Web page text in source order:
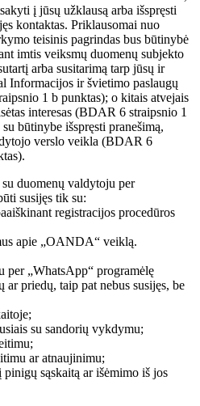
į jūsų užklausą arba išspręsti
kontaktas. Priklausomai nuo
teisinis pagrindas bus būtinybė
imtis veiksmų duomenų subjekto
arba susitarimą tarp jūsų ir
Informacijos ir švietimo paslaugų
1 b punktas); o kitais atvejais
interesas (BDAR 6 straipsnio 1
būtinybe išspręsti pranešimą,
verslo veikla (BDAR 6
duomenų valdytoju per
susijęs tik su:
registracijos procedūros
apie „OANDA“ veiklą.
per „WhatsApp“ programėlę
priedų, taip pat nebus susijęs, be
su sandorių vykdymu;
ar atnaujinimu;
sąskaitą ar išėmimo iš jos